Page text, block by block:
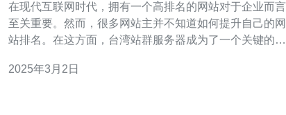
在现代互联网时代，拥有一个高排名的网站对于企业而言
至关重要。然而，很多网站主并不知道如何提升自己的网
站排名。在这方面，台湾站群服务器成为了一个关键的解
管多个网站的服务器。而台湾站群服务器则是指这些服务
2025年3月2日